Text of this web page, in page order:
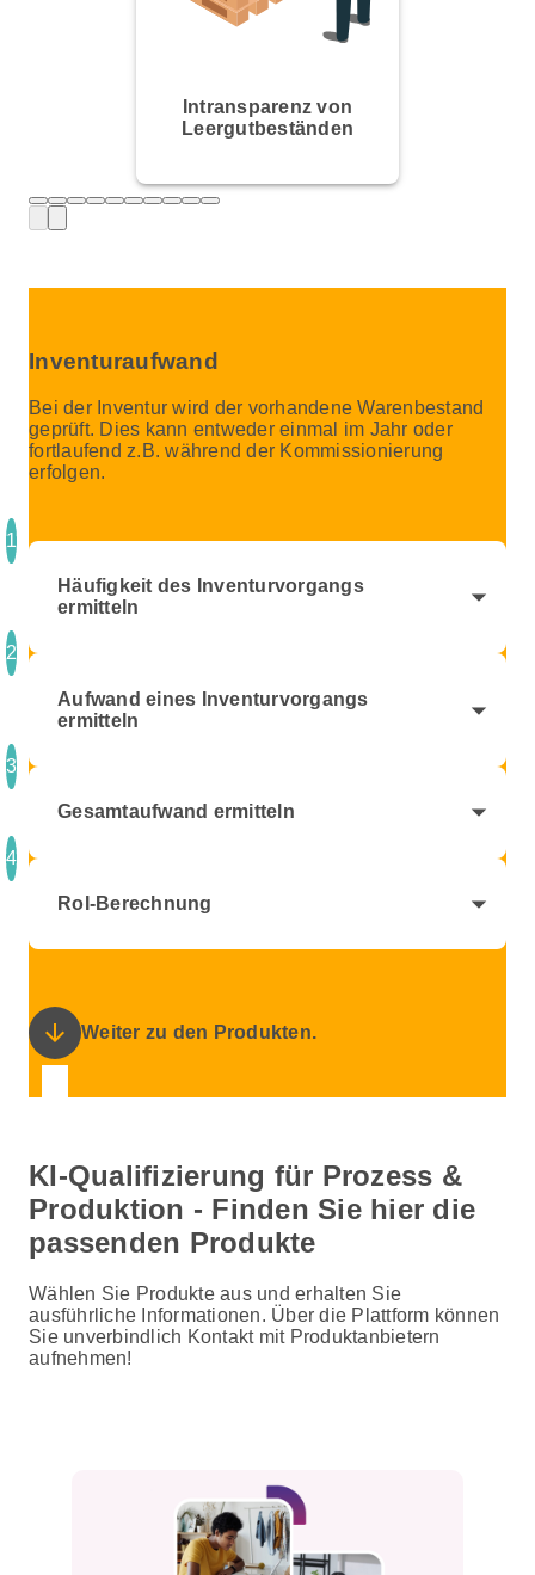
Intransparenz von
Leergutbeständen
Inventuraufwand
Bei der Inventur wird der vorhandene Warenbestand
geprüft. Dies kann entweder einmal im Jahr oder
fortlaufend z.B. während der Kommissionierung
erfolgen.
1
Häufigkeit des Inventurvorgangs
ermitteln
arrow_drop_down
2
Aufwand eines Inventurvorgangs
ermitteln
arrow_drop_down
3
Gesamtaufwand ermitteln arrow_drop_down
4
RoI-Berechnung arrow_drop_down
arrow_downward Weiter zu den Produkten.
KI-Qualifizierung für Prozess &
Produktion - Finden Sie hier die
passenden Produkte
Wählen Sie Produkte aus und erhalten Sie
ausführliche Informationen. Über die Plattform können
Sie unverbindlich Kontakt mit Produktanbietern
aufnehmen!